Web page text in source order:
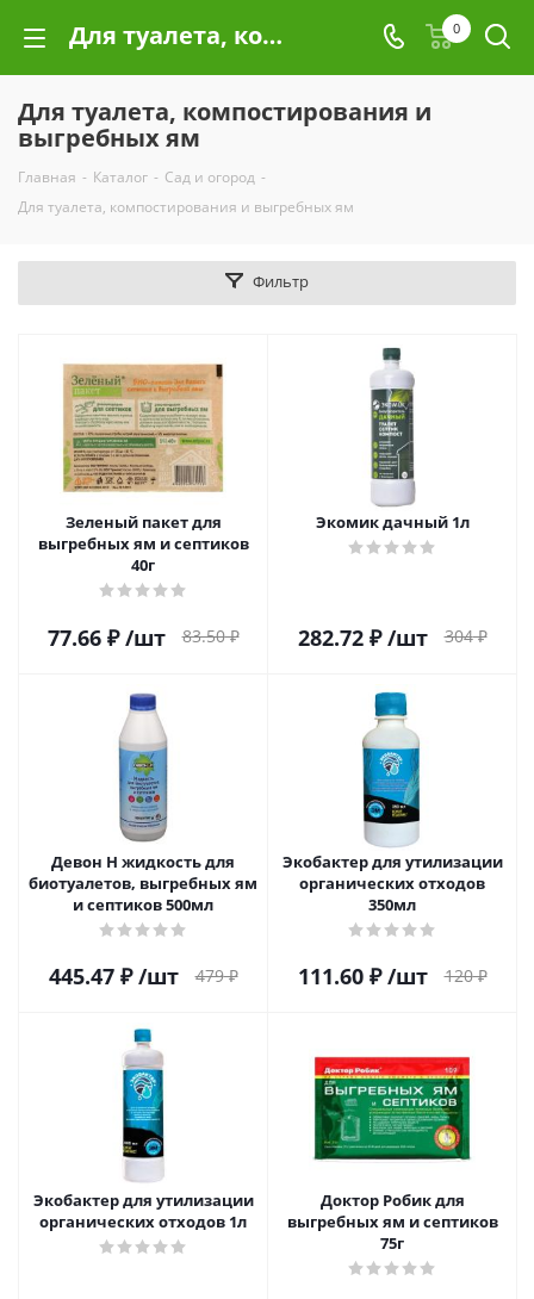
Для туалета, компостирования и выгребных ям 0
Для туалета, компостирования и
выгребных ям
Главная - Каталог - Сад и огород -
Для туалета, компостирования и выгребных ям
Фильтр
Зеленый пакет для
выгребных ям и септиков
40г
77.66₽ /шт 83.50₽
Экомик дачный 1л
282.72₽ /шт 304₽
Девон Н жидкость для
биотуалетов, выгребных ям
и септиков 500мл
445.47₽ /шт 479₽
Экобактер для утилизации
органических отходов
350мл
111.60₽ /шт 120₽
Экобактер для утилизации
органических отходов 1л
Доктор Робик для
выгребных ям и септиков
75г